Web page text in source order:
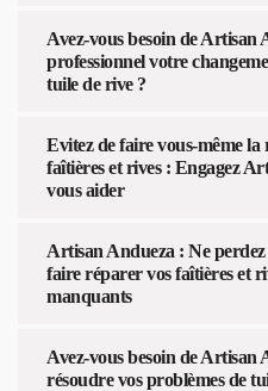
Avez-vous besoin de Artisan
professionnel votre
tuile de rive ?
Evitez de faire vous-même la
faîtières et rives : Engagez
vous aider
Artisan Andueza : Ne
faire réparer vos faîtières et
manquants
Avez-vous besoin de Artisan
résoudre vos problèmes de